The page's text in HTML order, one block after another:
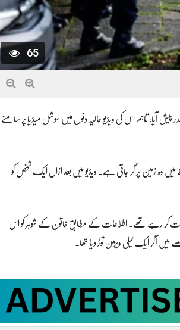
65
گزین مرکز کے اندر پیش آیا، تاہم اس کی ویڈیو حالیہ دنوں میں سوشل میڈیا پر سامنے
میں وہ زمین پر گر جاتی ہے۔ ویڈیو میں بعد ازاں ایک شخص کو
بات کر رہے تھے۔ اطلاعات کے مطابق خاتون کے شوہر کو اس
آکر ایک ٹیلی ویژن توڑ دیا تھا۔